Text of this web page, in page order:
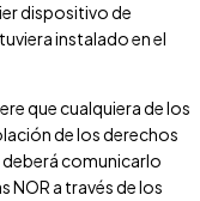
dispositivo de
instalado en el
que cualquiera de los
de los derechos
comunicarlo
NOR a través de los